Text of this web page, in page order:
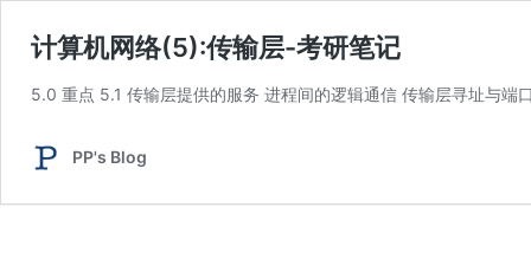
计算机网络(5):传输层-考研笔记
5.0 重点 5.1 传输层提供的服务 进程间的逻辑通信 传输层寻址与
PP's Blog